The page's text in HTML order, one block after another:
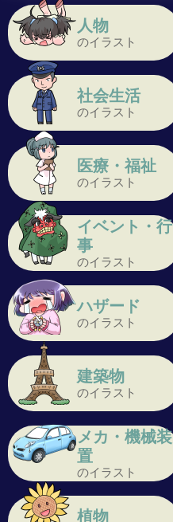
人物
のイラスト
社会生活
のイラスト
医療・福祉
のイラスト
イベント・行
事
のイラスト
ハザード
のイラスト
建築物
のイラスト
メカ・機械装
置
のイラスト
植物